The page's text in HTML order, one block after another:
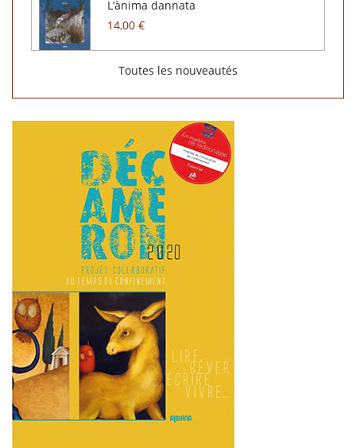
L’ànima dannata
14,00 €
Toutes les nouveautés